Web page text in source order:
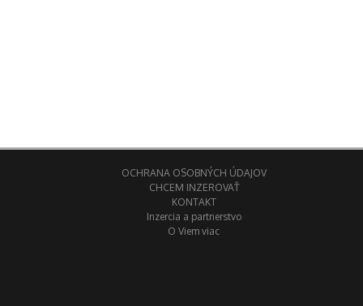
OCHRANA OSOBNÝCH ÚDAJOV
CHCEM INZEROVAŤ
KONTAKT
Inzercia a partnerstvo
O Viem viac